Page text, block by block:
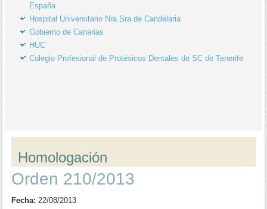
España
Hospital Universitario Nra Sra de Candelaria
Gobierno de Canarias
HUC
Colegio Profesional de Protésicos Dentales de SC de Tenerife
Homologación
Orden 210/2013
Fecha: 22/08/2013